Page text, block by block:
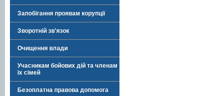
Запобігання проявам корупції
Зворотній зв'язок
Очищення влади
Учасникам бойових дій та членам
їх сімей
Безоплатна правова допомога